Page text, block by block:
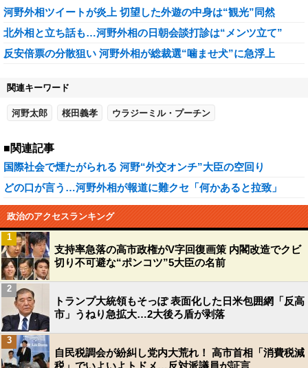
河野外相ツイートが炎上 切望した外遊の中身は“観光”同然
北外相と立ち話も…河野外相の日朝会談打診は“メンツ立て”
反安倍票の分散狙い 河野外相が総裁選“噛ませ犬”に急浮上
関連キーワード
河野太郎 桜田義孝 ウラジーミル・プーチン
■関連記事
国際社会で煙たがられる 河野“外交オンチ”大臣の空回り
どの口が言う…河野外相が報道に難クセ「何かあると拉致」
政治のアクセスランキング
支持率急落の高市政権がV字回復画策 内閣改造でクビ
切り不可避な“ポンコツ”5大臣の名前
1
トランプ大統領もそっぽ 表面化した日米包囲網「反高
市」うねり急拡大…2大後ろ盾が剥落
2
自民税調会が紛糾し党内大荒れ！ 高市首相「消費税減
税」でいよいよトドメ…反対派議員が証言
3